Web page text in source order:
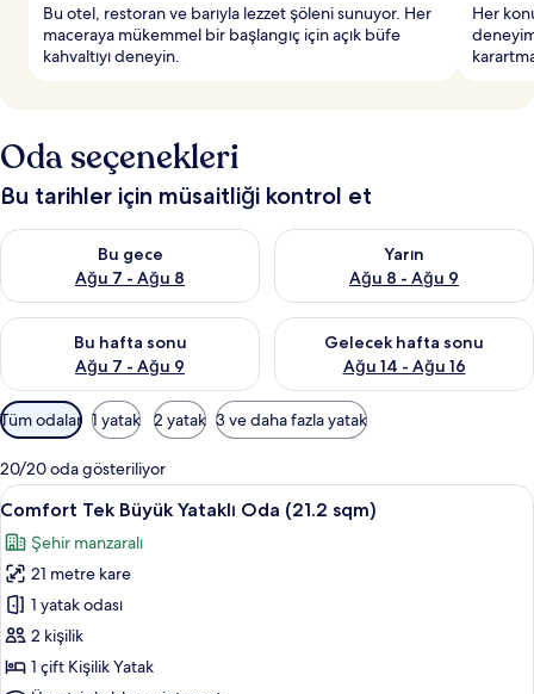
Bu otel, restoran ve barıyla lezzet şöleni sunuyor. Her
maceraya mükemmel bir başlangıç için açık büfe
kahvaltıyı deneyin.
Her
Oda seçenekleri
Bu tarihler için müsaitliği kontrol et
Bu gece
Ağu 7 - Ağu 8
Bu gece için müsaitliği kontrol et Ağu 7 - Ağu 8
Yarın
Ağu 8 - Ağu 9
Yarın için müsaitliği kontrol
Bu hafta sonu
Ağu 7 - Ağu 9
Bu hafta sonu için müsaitliği kontrol et Ağu 7 - Ağu 9
Gelecek hafta sonu
Ağu 14 - Ağu 16
Önümüzdeki hafta sonu için
Odalar
için
mevcut
filtreler
Tüm odalar 1 yatak 2 yatak 3 ve daha fazla yatak
20/20 oda gösteriliyor
Comfort
Tek
Büyük
Yataklı
Oda
(21.2
sqm)
için
Comfort Tek Büyük Yataklı Oda
16
Comfort Tek Büyük Yataklı Oda (21.2 sqm)
Şehir manzaralı
21 metre kare
1 yatak odası
2 kişilik
1 çift Kişilik Yatak